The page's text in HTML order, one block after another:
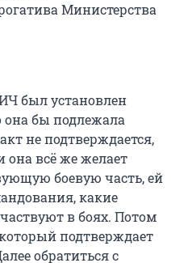
Министерства
был установлен
она бы подлежала
не подтверждается,
она всё же желает
боевую часть, ей
какие
в боях. Потом
подтверждает
обратиться с